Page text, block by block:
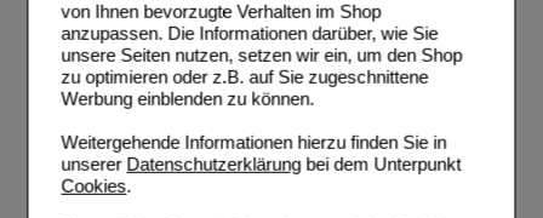
von Ihnen bevorzugte Verhalten im Shop
anzupassen. Die Informationen darüber, wie Sie
unsere Seiten nutzen, setzen wir ein, um den Shop
zu optimieren oder z.B. auf Sie zugeschnittene
Werbung einblenden zu können.
Weitergehende Informationen hierzu finden Sie in
unserer Datenschutzerklärungbei dem Unterpunkt
Cookies.
Hilfe zur Anmeldung
Hilfe zum Bestellvorgang
Zahlungsmöglichkeiten
Rezepte einlösen
Freiumschläge anfordern
Auslandsbestellung
Reklamation